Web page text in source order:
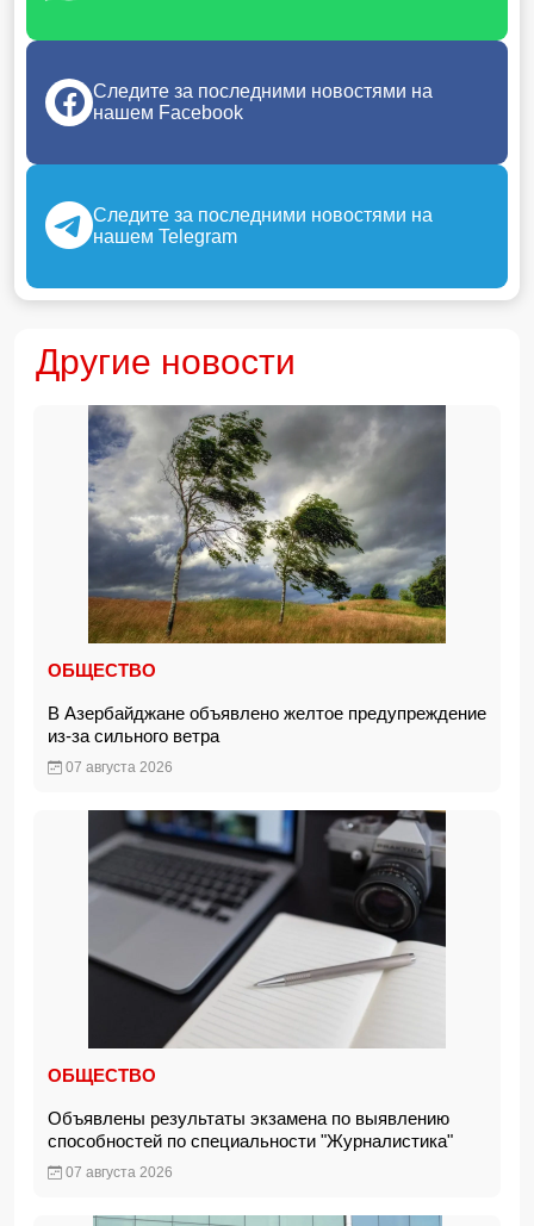
Следите за последними новостями на
нашем Facebook
Следите за последними новостями на
нашем Telegram
Другие новости
ОБЩЕСТВО
В Азербайджане объявлено желтое предупреждение
из-за сильного ветра
07 августа 2026
ОБЩЕСТВО
Объявлены результаты экзамена по выявлению
способностей по специальности "Журналистика"
07 августа 2026